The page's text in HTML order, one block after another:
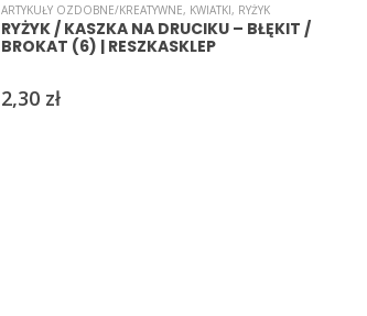
ARTYKUŁY OZDOBNE/KREATYWNE, KWIATKI, RYŻYK
RYŻYK / KASZKA NA DRUCIKU – BŁĘKIT /
BROKAT (6) | RESZKASKLEP
2,30 zł